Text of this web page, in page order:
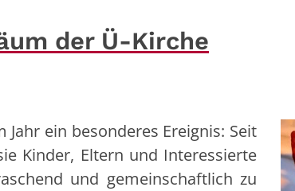
der Ü-Kirche
ein besonderes Ereignis: Seit
Kinder, Eltern und Interessierte
und gemeinschaftlich zu